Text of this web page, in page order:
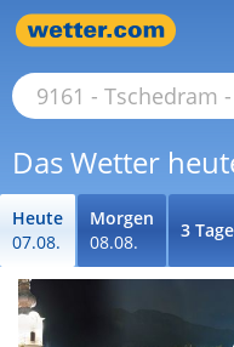
Das Wetter
Heute
07.08.
Morgen
08.08.
3 Tage